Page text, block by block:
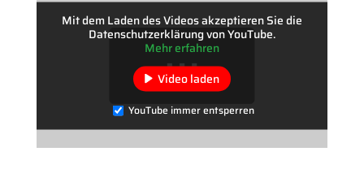
Mit dem Laden des Videos akzeptieren Sie die
Datenschutzerklärung von YouTube.
Mehr erfahren
Video laden
YouTube immer entsperren